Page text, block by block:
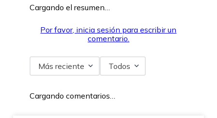
Cargando el resumen…
Por favor, inicia sesión para escribir un
comentario.
Más reciente Todos
Cargando comentarios…